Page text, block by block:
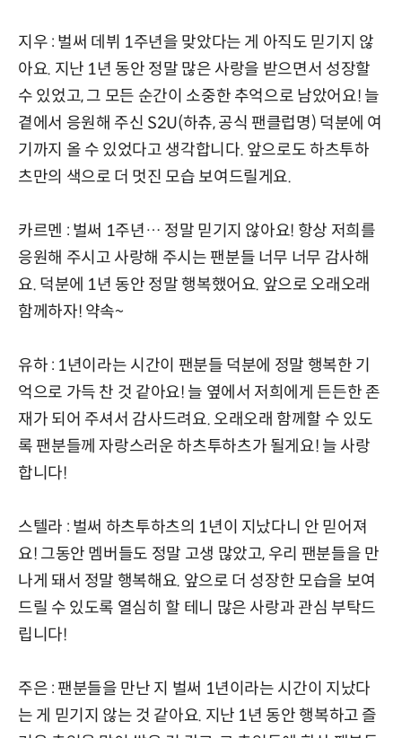
지우 : 벌써 데뷔 1주년을 맞았다는 게 아직도 믿기지 않
아요. 지난 1년 동안 정말 많은 사랑을 받으면서 성장할
수 있었고, 그 모든 순간이 소중한 추억으로 남았어요! 늘
곁에서 응원해 주신 S2U(하츄, 공식 팬클럽명) 덕분에 여
기까지 올 수 있었다고 생각합니다. 앞으로도 하츠투하
츠만의 색으로 더 멋진 모습 보여드릴게요.
카르멘 : 벌써 1주년… 정말 믿기지 않아요! 항상 저희를
응원해 주시고 사랑해 주시는 팬분들 너무 너무 감사해
요. 덕분에 1년 동안 정말 행복했어요. 앞으로 오래오래
함께하자! 약속~
유하 : 1년이라는 시간이 팬분들 덕분에 정말 행복한 기
억으로 가득 찬 것 같아요! 늘 옆에서 저희에게 든든한 존
재가 되어 주셔서 감사드려요. 오래오래 함께할 수 있도
록 팬분들께 자랑스러운 하츠투하츠가 될게요! 늘 사랑
합니다!
스텔라 : 벌써 하츠투하츠의 1년이 지났다니 안 믿어져
요! 그동안 멤버들도 정말 고생 많았고, 우리 팬분들을 만
나게 돼서 정말 행복해요. 앞으로 더 성장한 모습을 보여
드릴 수 있도록 열심히 할 테니 많은 사랑과 관심 부탁드
립니다!
주은 : 팬분들을 만난 지 벌써 1년이라는 시간이 지났다
는 게 믿기지 않는 것 같아요. 지난 1년 동안 행복하고 즐